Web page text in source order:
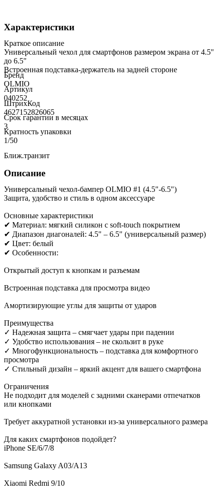
Характеристики
Краткое описание
Универсальный чехол для смартфонов размером экрана от 4.5"
до 6.5"
Встроенная подставка-держатель на задней стороне
Бренд
OLMIO
Артикул
040252
ШтрихКод
4627152826065
Срок гарантии в месяцах
3
Кратность упаковки
1/50
Ближ.транзит
Описание
Универсальный чехол-бампер OLMIO #1 (4.5"-6.5")
Защита, удобство и стиль в одном аксессуаре
Основные характеристики
✔ Материал: мягкий силикон с soft-touch покрытием
✔ Диапазон диагоналей: 4.5" – 6.5" (универсальный размер)
✔ Цвет: белый
✔ Особенности:
Открытый доступ к кнопкам и разъемам
Встроенная подставка для просмотра видео
Амортизирующие углы для защиты от ударов
Преимущества
✓ Надежная защита – смягчает удары при падении
✓ Удобство использования – не скользит в руке
✓ Многофункциональность – подставка для комфортного
просмотра
✓ Стильный дизайн – яркий акцент для вашего смартфона
Ограничения
Не подходит для моделей с задними сканерами отпечатков
или кнопками
Требует аккуратной установки из-за универсального размера
Для каких смартфонов подойдет?
iPhone SE/6/7/8
Samsung Galaxy A03/A13
Xiaomi Redmi 9/10